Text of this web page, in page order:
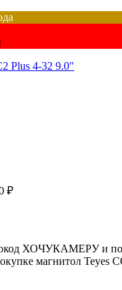
Plus 4-32 9.0"
₽
ХОЧУКАМЕРУ и
магнитол Teyes